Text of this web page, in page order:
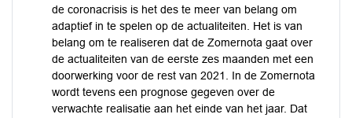
de coronacrisis is het des te meer van belang om
adaptief in te spelen op de actualiteiten. Het is van
belang om te realiseren dat de Zomernota gaat over
de actualiteiten van de eerste zes maanden met een
doorwerking voor de rest van 2021. In de Zomernota
wordt tevens een prognose gegeven over de
verwachte realisatie aan het einde van het jaar. Dat